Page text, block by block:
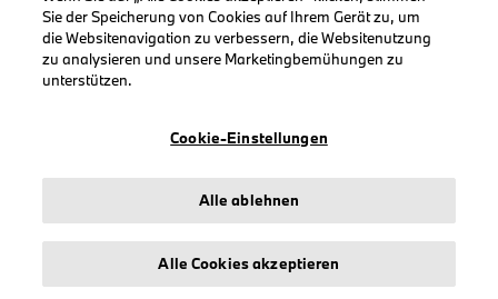
Cookies
Erklärung zur Barrierefreiheit
Datenschutz
Sie der Speicherung von Cookies auf Ihrem Gerät zu, um
die Websitenavigation zu verbessern, die Websitenutzung
zu analysieren und unsere Marketingbemühungen zu
unterstützen.
Cookie-Einstellungen
Alle ablehnen
Alle Cookies akzeptieren